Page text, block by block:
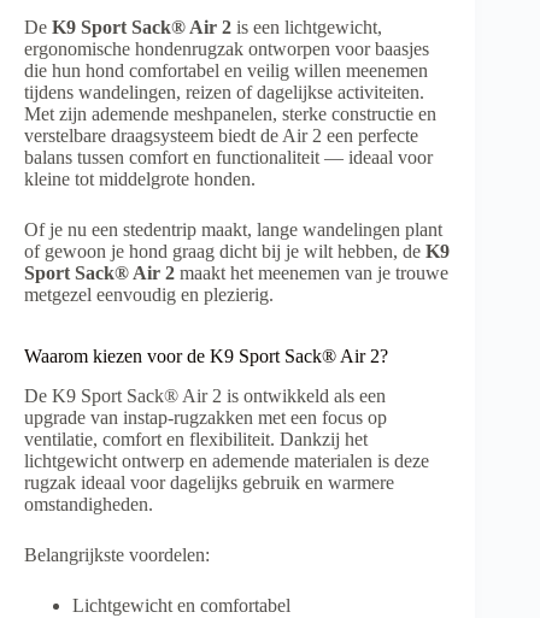
De K9 Sport Sack® Air 2 is een lichtgewicht,
ergonomische hondenrugzak ontworpen voor baasjes
die hun hond comfortabel en veilig willen meenemen
tijdens wandelingen, reizen of dagelijkse activiteiten.
Met zijn ademende meshpanelen, sterke constructie en
verstelbare draagsysteem biedt de Air 2 een perfecte
balans tussen comfort en functionaliteit — ideaal voor
kleine tot middelgrote honden.
Of je nu een stedentrip maakt, lange wandelingen plant
of gewoon je hond graag dicht bij je wilt hebben, de K9
Sport Sack® Air 2 maakt het meenemen van je trouwe
metgezel eenvoudig en plezierig.
Waarom kiezen voor de K9 Sport Sack® Air 2?
De K9 Sport Sack® Air 2 is ontwikkeld als een
upgrade van instap-rugzakken met een focus op
ventilatie, comfort en flexibiliteit. Dankzij het
lichtgewicht ontwerp en ademende materialen is deze
rugzak ideaal voor dagelijks gebruik en warmere
omstandigheden.
Belangrijkste voordelen:
Lichtgewicht en comfortabel